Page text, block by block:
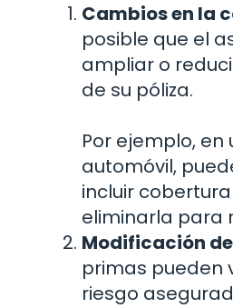
Cambios en la
posible que el
ampliar o
de su póliza.
Por ejemplo, en
automóvil,
incluir
eliminarla para
Modificación
primas pueden
riesgo